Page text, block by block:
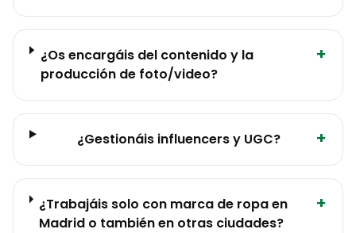
¿Os encargáis del contenido y la
producción de foto/video?
+
¿Gestionáis influencers y UGC? +
¿Trabajáis solo con marca de ropa en
Madrid o también en otras ciudades?
+